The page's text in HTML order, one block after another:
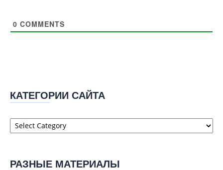
0 COMMENTS
КАТЕГОРИИ САЙТА
Категории
сайта
РАЗНЫЕ МАТЕРИАЛЫ